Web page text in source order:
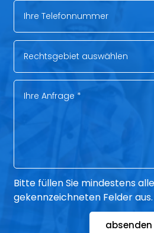
Bitte füllen Sie mindestens
gekennzeichneten Felder aus.
absenden